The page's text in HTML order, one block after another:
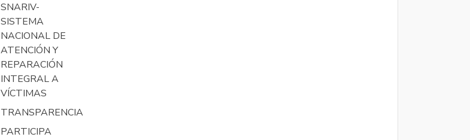
SNARIV-
SISTEMA
NACIONAL DE
ATENCIÓN Y
REPARACIÓN
INTEGRAL A
VÍCTIMAS
TRANSPARENCIA
PARTICIPA